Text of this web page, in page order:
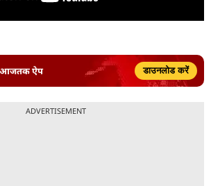
आजतक ऐप डाउनलोड करें
ADVERTISEMENT